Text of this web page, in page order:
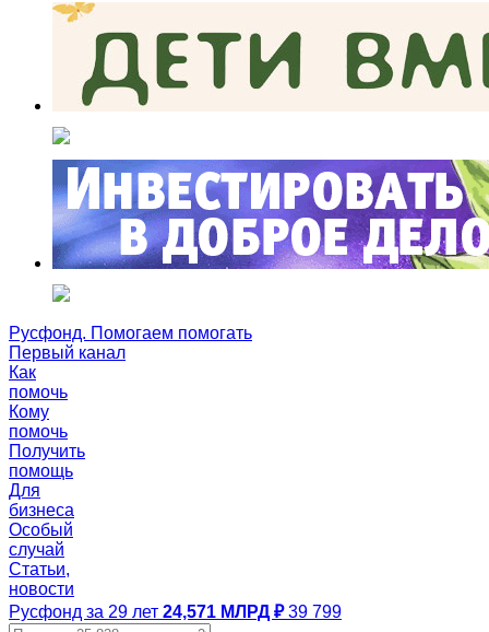
Русфонд. Помогаем помогать
Первый канал
Как
помочь
Кому
помочь
Получить
помощь
Для
бизнеса
Особый
случай
Статьи,
новости
Русфонд за 29 лет 24,571 МЛРД ₽ 39 799